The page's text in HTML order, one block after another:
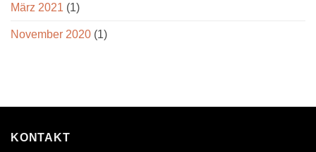
März 2021 (1)
November 2020 (1)
KONTAKT